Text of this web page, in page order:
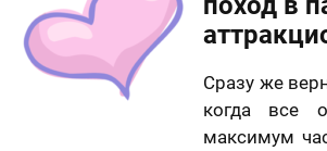
Сразу же
когда все
максимум